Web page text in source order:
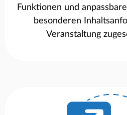
Funktionen und
besonderen
Veranstaltung